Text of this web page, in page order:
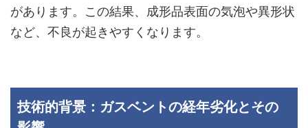
があります。この結果、成形品表面の気泡や異形状
など、不良が起きやすくなります。
技術的背景：ガスベントの経年劣化とその